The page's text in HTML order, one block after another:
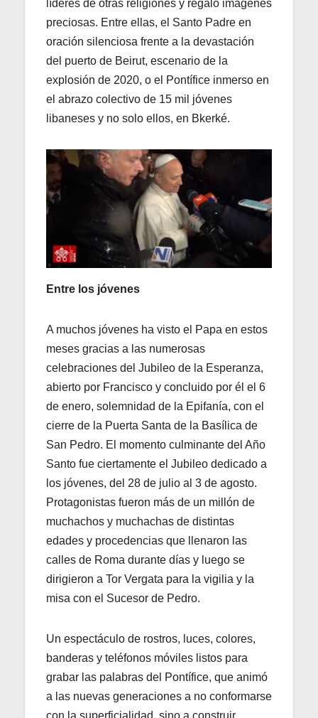
líderes de otras religiones y regaló imágenes
preciosas. Entre ellas, el Santo Padre en
oración silenciosa frente a la devastación
del puerto de Beirut, escenario de la
explosión de 2020, o el Pontífice inmerso en
el abrazo colectivo de 15 mil jóvenes
libaneses y no solo ellos, en Bkerké.
Entre los jóvenes
A muchos jóvenes ha visto el Papa en estos
meses gracias a las numerosas
celebraciones del Jubileo de la Esperanza,
abierto por Francisco y concluido por él el 6
de enero, solemnidad de la Epifanía, con el
cierre de la Puerta Santa de la Basílica de
San Pedro. El momento culminante del Año
Santo fue ciertamente el Jubileo dedicado a
los jóvenes, del 28 de julio al 3 de agosto.
Protagonistas fueron más de un millón de
muchachos y muchachas de distintas
edades y procedencias que llenaron las
calles de Roma durante días y luego se
dirigieron a Tor Vergata para la vigilia y la
misa con el Sucesor de Pedro.
Un espectáculo de rostros, luces, colores,
banderas y teléfonos móviles listos para
grabar las palabras del Pontífice, que animó
a las nuevas generaciones a no conformarse
con la superficialidad, sino a construir